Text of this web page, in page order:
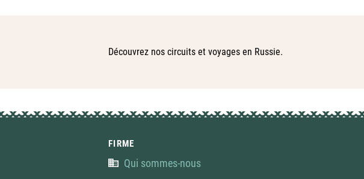
Découvrez nos circuits et voyages en Russie.
FIRME
Qui sommes-nous